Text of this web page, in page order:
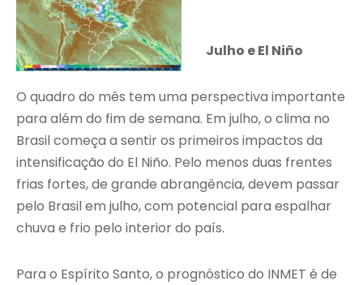
Julho e El Niño
O quadro do mês tem uma perspectiva importante
para além do fim de semana. Em julho, o clima no
Brasil começa a sentir os primeiros impactos da
intensificação do El Niño. Pelo menos duas frentes
frias fortes, de grande abrangência, devem passar
pelo Brasil em julho, com potencial para espalhar
chuva e frio pelo interior do país.
Para o Espírito Santo, o prognóstico do INMET é de